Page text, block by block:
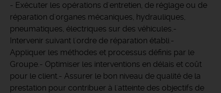
- Exécuter les opérations d'entretien, de réglage ou de
réparation d'organes mécaniques, hydrauliques,
pneumatiques, électriques sur des véhicules.-
Intervenir suivant l'ordre de réparation établi.-
Appliquer les méthodes et processus définis par le
Groupe.- Optimiser les interventions en délais et coût
pour le client.- Assurer le bon niveau de qualité de la
prestation pour contribuer à l'atteinte des objectifs de